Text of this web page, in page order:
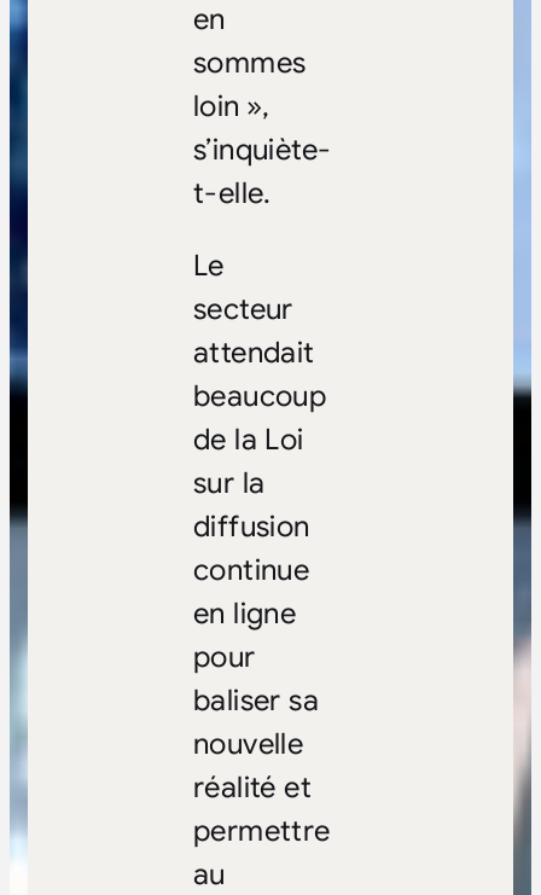
en
sommes
loin »,
s’inquiète-
t-elle.
Le
secteur
attendait
beaucoup
de la Loi
sur la
diffusion
continue
en ligne
pour
baliser sa
nouvelle
réalité et
permettre
au